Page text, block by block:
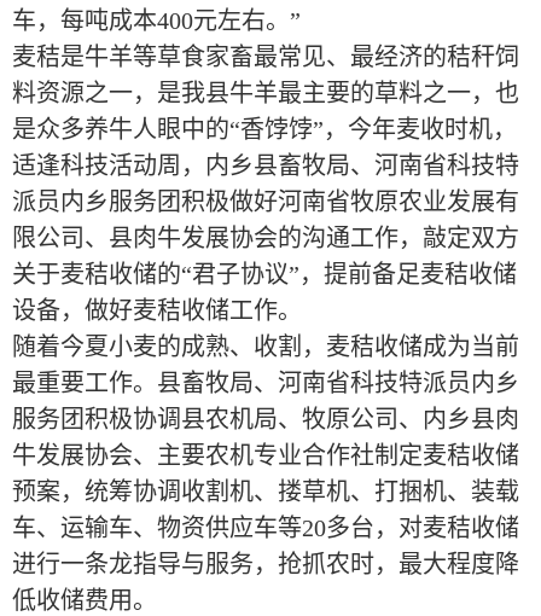
车，每吨成本400元左右。”
麦秸是牛羊等草食家畜最常见、最经济的秸秆饲
料资源之一，是我县牛羊最主要的草料之一，也
是众多养牛人眼中的“香饽饽”，今年麦收时机，
适逢科技活动周，内乡县畜牧局、河南省科技特
派员内乡服务团积极做好河南省牧原农业发展有
限公司、县肉牛发展协会的沟通工作，敲定双方
关于麦秸收储的“君子协议”，提前备足麦秸收储
设备，做好麦秸收储工作。
随着今夏小麦的成熟、收割，麦秸收储成为当前
最重要工作。县畜牧局、河南省科技特派员内乡
服务团积极协调县农机局、牧原公司、内乡县肉
牛发展协会、主要农机专业合作社制定麦秸收储
预案，统筹协调收割机、搂草机、打捆机、装载
车、运输车、物资供应车等20多台，对麦秸收储
进行一条龙指导与服务，抢抓农时，最大程度降
低收储费用。